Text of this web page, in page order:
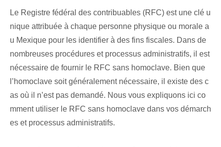
Le Registre fédéral des contribuables (RFC) est une clé u
nique attribuée à chaque personne physique ou morale a
u Mexique pour les identifier à des fins fiscales. Dans de
nombreuses procédures et processus administratifs, il est
nécessaire de fournir le RFC sans homoclave. Bien que
l’homoclave soit généralement nécessaire, il existe des c
as où il n’est pas demandé. Nous vous expliquons ici co
mment utiliser le RFC sans homoclave dans vos démarch
es et processus administratifs.